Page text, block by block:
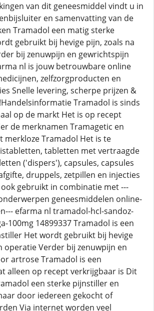
van dit geneesmiddel vindt u in
en samenvatting van de
Tramadol een matig sterke
gebruikt bij hevige pijn, zoals na
bij zenuwpijn en gewrichtspijn
nl is jouw betrouwbare online
zelfzorgproducten en
Snelle levering, scherpe prijzen &
Tramadol is sinds
op de markt Het is op recept
de merknamen Tramagetic en
merkloze Tramadol Het is te
tabletten met vertraagde
('dispers'), capsules, capsules
druppels, zetpillen en injecties
gebruikt in combinatie met ---
geneesmiddelen online-
efarma nl tramadol-hcl-sandoz-
100mg 14899337 Tramadol is een
Het wordt gebruikt bij hevige
operatie Verder bij zenuwpijn en
artrose Tramadol is een
alleen op recept verkrijgbaar is Dit
een sterke pijnstiller en
door iedereen gekocht of
Via internet worden veel